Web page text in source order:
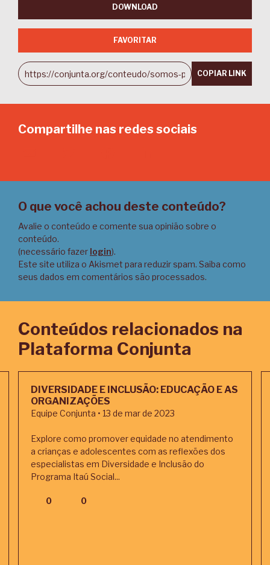
DOWNLOAD
FAVORITAR
COPIAR LINK
Compartilhe nas redes sociais
O que você achou deste conteúdo?
Avalie o conteúdo e comente sua opinião sobre o
conteúdo.
(necessário fazer login).
Este site utiliza o Akismet para reduzir spam. Saiba como
seus dados em comentários são processados.
Conteúdos relacionados na
Plataforma Conjunta
DIVERSIDADE E INCLUSÃO: EDUCAÇÃO E AS
ORGANIZAÇÕES
Equipe Conjunta • 13 de mar de 2023
Explore como promover equidade no atendimento
a crianças e adolescentes com as reflexões dos
especialistas em Diversidade e Inclusão do
Programa Itaú Social...
0 0